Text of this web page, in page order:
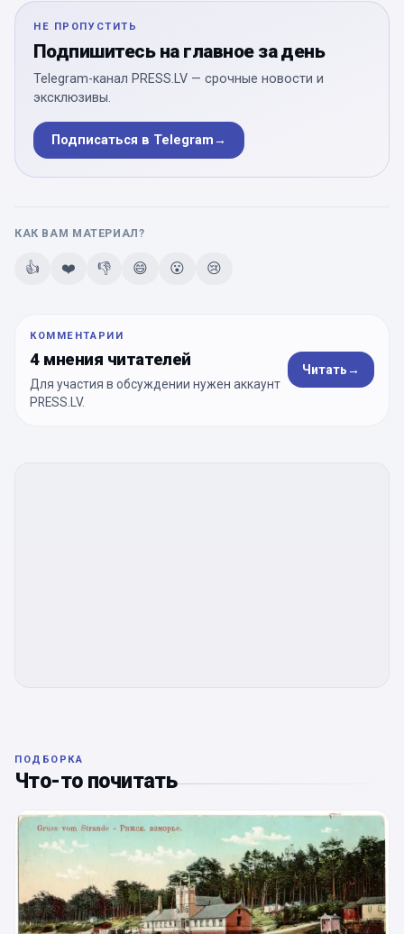
НЕ ПРОПУСТИТЬ
Подпишитесь на главное за день
Telegram-канал PRESS.LV — срочные новости и
эксклюзивы.
Подписаться в Telegram→
КАК ВАМ МАТЕРИАЛ?
👍 ❤️ 👎 😄 😮 😢
КОММЕНТАРИИ
4 мнения читателей
Для участия в обсуждении нужен аккаунт
PRESS.LV.
Читать→
ПОДБОРКА
Что-то почитать